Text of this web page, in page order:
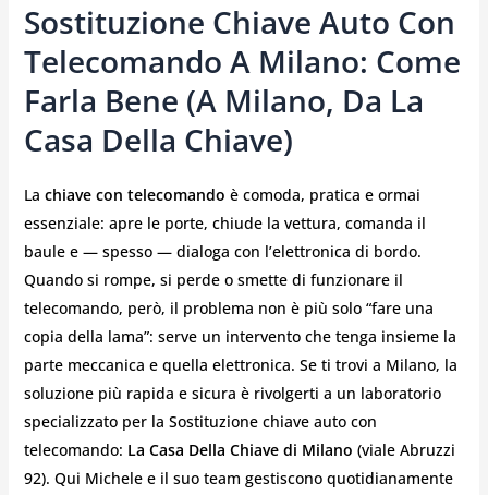
Sostituzione Chiave Auto Con
Telecomando A Milano: Come
Farla Bene (a Milano, Da La
Casa Della Chiave)
La chiave con telecomando è comoda, pratica e ormai
essenziale: apre le porte, chiude la vettura, comanda il
baule e — spesso — dialoga con l’elettronica di bordo.
Quando si rompe, si perde o smette di funzionare il
telecomando, però, il problema non è più solo “fare una
copia della lama”: serve un intervento che tenga insieme la
parte meccanica e quella elettronica. Se ti trovi a Milano, la
soluzione più rapida e sicura è rivolgerti a un laboratorio
specializzato per la Sostituzione chiave auto con
telecomando: La Casa Della Chiave di Milano (viale Abruzzi
92). Qui Michele e il suo team gestiscono quotidianamente